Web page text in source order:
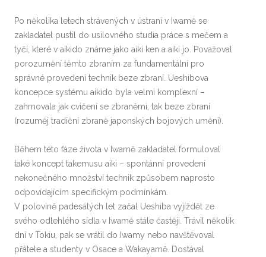
Po několika letech strávených v ústraní v Iwamě se
zakladatel pustil do usilovného studia práce s mečem a
tyčí, které v aikido známe jako aiki ken a aiki jo. Považoval
porozumění těmto zbraním za fundamentální pro
správné provedení technik beze zbraní. Ueshibova
koncepce systému aikido byla velmi komplexní –
zahrnovala jak cvičení se zbraněmi, tak beze zbraní
(rozuměj tradiční zbraně japonských bojových umění).
Během této fáze života v Iwamě zakladatel formuloval
také koncept takemusu aiki – spontánní provedení
nekonečného množství technik způsobem naprosto
odpovídajícím specifickým podmínkám.
V polovině padesátých let začal Ueshiba vyjíždět ze
svého odlehlého sídla v Iwamě stále častěji. Trávil několik
dní v Tokiu, pak se vrátil do Iwamy nebo navštěvoval
přátele a studenty v Osace a Wakayamě. Dostával